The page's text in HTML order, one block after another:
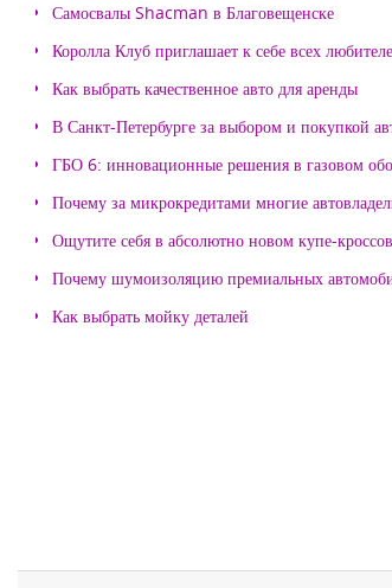
Самосвалы Shacman в Благовещенске
Королла Клуб приглашает к себе всех
Как выбрать качественное авто для аренды
В Санкт-Петербурге за выбором и покупкой
ГБО 6: инновационные решения в газовом
Почему за микрокредитами многие
Ощутите себя в абсолютно новом купе-
Почему шумоизоляцию премиальных
Как выбрать мойку деталей